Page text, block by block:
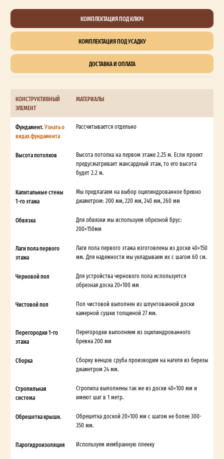
КОМПЛЕКТАЦИЯ ПОД КЛЮЧ
КОМПЛЕКТАЦИЯ ПОД УСАДКУ
ДОСТАВКА И ОПЛАТА
КОНСТРУКТИВНЫЙ
ЭЛЕМЕНТ
МАТЕРИАЛЫ
Фундамент.Узнать о
видах фундамента
Рассчитывается отдельно
Высота потолков
Высота потолка на первом этаже 2.25 м. Если проект
предусматривает мансардный этаж, то его высота
будет 2.2 м.
Капитальные стены
1-го этажа
Мы предлагаем на выбор оцилиндрованное бревно
диаметром: 200 мм, 220 мм, 240 мм, 260 мм
Обвязка
Для обвязки мы используем обрезной брус:
200×150мм
Лаги пола первого
этажа
Лаги пола первого этажа изготовлены из доски 40×150
мм. Для надежности мы укладываем их с шагом 60 см.
Черновой пол
Для устройства чернового пола используется
обрезная доска 20×100 мм
Чистовой пол
Пол чистовой выполнен из шпунтованной доски
камерной сушки толщиной 27 мм.
Перегородки 1-го
этажа
Перегородки выполняем из оцилиндрованного
бревна 200 мм
Сборка
Сборку венцов сруба производим на нагеля из березы
диаметром 24 мм.
Стропильная
система
Стропила выполнены так же из доски 40×100 мм и
имеют шаг в 1 метр.
Обрешетка крыши.
Обрешетка доской 20×100 мм с шагом не более 300-
350 мм.
Парогидроизоляция Используем мембранную пленку